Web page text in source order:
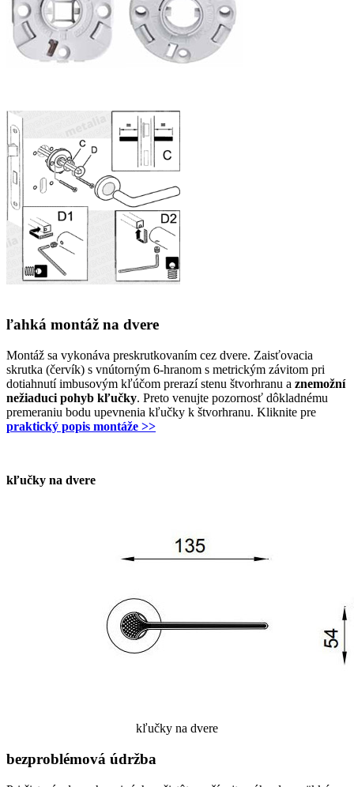
ľahká montáž na dvere
Montáž sa vykonáva preskrutkovaním cez dvere. Zaisťovacia
skrutka (červík) s vnútorným 6-hranom s metrickým závitom pri
dotiahnutí imbusovým kľúčom prerazí stenu štvorhranu a znemožní
nežiaduci pohyb kľučky. Preto venujte pozornosť dôkladnému
premeraniu bodu upevnenia kľučky k štvorhranu. Kliknite pre
praktický popis montáže >>
kľučky na dvere
kľučky na dvere
bezproblémová údržba